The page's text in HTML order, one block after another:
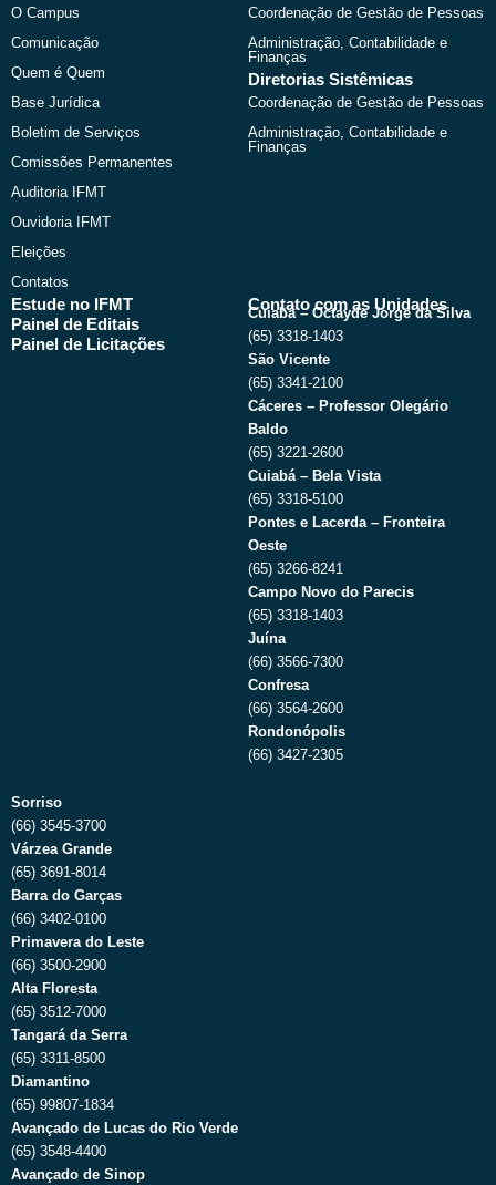
o
k
O Campus
Comunicação
Quem é Quem
Base Jurídica
Boletim de Serviços
Comissões Permanentes
Auditoria IFMT
Ouvidoria IFMT
Eleições
Contatos
Coordenação de Gestão de Pessoas
Administração, Contabilidade e
Finanças
Diretorias Sistêmicas
Coordenação de Gestão de Pessoas
Administração, Contabilidade e
Finanças
Estude no IFMT
Painel de Editais
Painel de Licitações
Contato com as Unidades
Cuiabá – Octayde Jorge da Silva
(65) 3318-1403
São Vicente
(65) 3341-2100
Cáceres – Professor Olegário
Baldo
(65) 3221-2600
Cuiabá – Bela Vista
(65) 3318-5100
Pontes e Lacerda – Fronteira
Oeste
(65) 3266-8241
Campo Novo do Parecis
(65) 3318-1403
Juína
(66) 3566-7300
Confresa
(66) 3564-2600
Rondonópolis
(66) 3427-2305
Sorriso
(66) 3545-3700
Várzea Grande
(65) 3691-8014
Barra do Garças
(66) 3402-0100
Primavera do Leste
(66) 3500-2900
Alta Floresta
(65) 3512-7000
Tangará da Serra
(65) 3311-8500
Diamantino
(65) 99807-1834
Avançado de Lucas do Rio Verde
(65) 3548-4400
Avançado de Sinop